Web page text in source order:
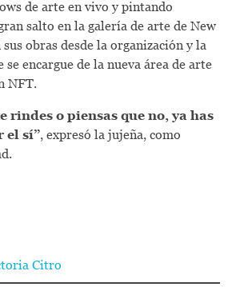
de arte en vivo y pintando
salto en la galería de arte de New
obras desde la organización y la
se encargue de la nueva área de arte
NFT.
rindes o piensas que no, ya has
el sí”, expresó la jujeña, como
Citro